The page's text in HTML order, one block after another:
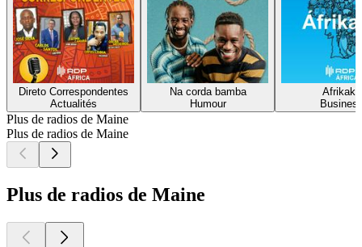
Direto Correspondentes
Actualités
Na corda bamba
Humour
Afrikaká
Plus de radios de Maine
Plus de radios de Maine
Plus de radios de Maine